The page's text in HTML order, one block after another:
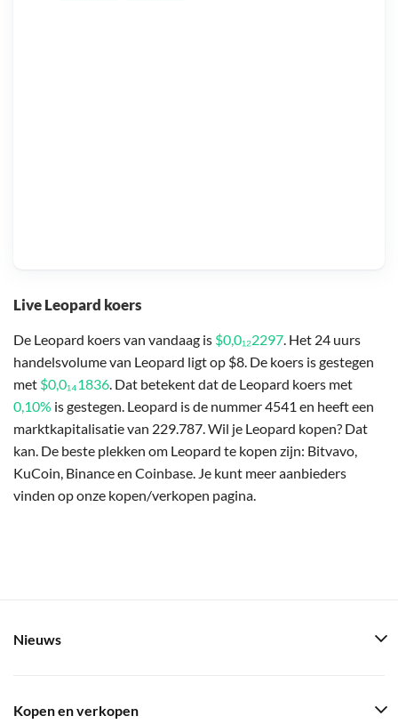
Live Leopard koers
De Leopard koers van vandaag is $0,0₁₂2297. Het 24 uurs
handelsvolume van Leopard ligt op $8. De koers is gestegen
met $0,0₁₄1836. Dat betekent dat de Leopard koers met
0,10% is gestegen. Leopard is de nummer 4541 en heeft een
marktkapitalisatie van 229.787. Wil je Leopard kopen? Dat
kan. De beste plekken om Leopard te kopen zijn: Bitvavo,
KuCoin, Binance en Coinbase. Je kunt meer aanbieders
vinden op onze kopen/verkopen pagina.
Nieuws
Kopen en verkopen